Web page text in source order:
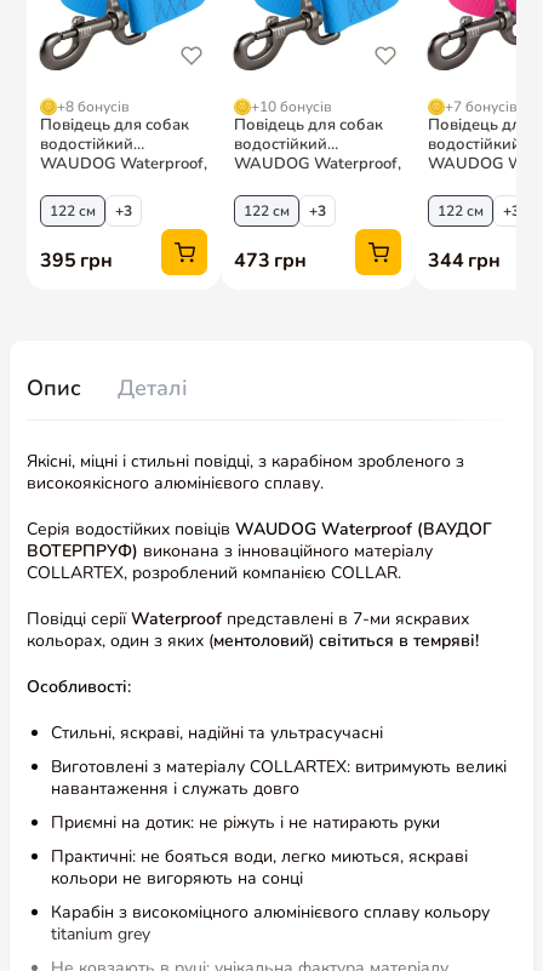
Опис Деталі
Якісні, міцні і стильні повідці, з карабіном зробленого з
високоякісного алюмінієвого сплаву.
Серія водостійких повіців WAUDOG Waterproof (ВАУДОГ
ВОТЕРПРУФ) виконана з інноваційного матеріалу
COLLARTEX, розроблений компанією COLLAR.
Повідці серіїWaterproof представлені в 7-ми яскравих
кольорах, один з яких (ментоловий) світиться в темряві!
Особливості:
Стильні, яскраві, надійні та ультрасучасні
Виготовлені з матеріалу COLLARTEX: витримують великі
навантаження і служать довго
Приємні на дотик: не ріжуть і не натирають руки
Практичні: не бояться води, легко миються, яскраві
кольори не вигоряють на сонці
Карабін з високоміцного алюмінієвого сплаву кольору
titanium grey